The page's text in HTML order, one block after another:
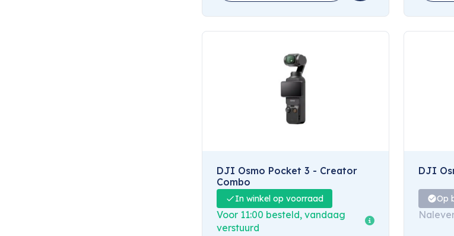
DJI Osmo Pocket 3 - Creator
Combo
In winkel op voorraad
Voor 11:00 besteld, vandaag
verstuurd
DJI
Op